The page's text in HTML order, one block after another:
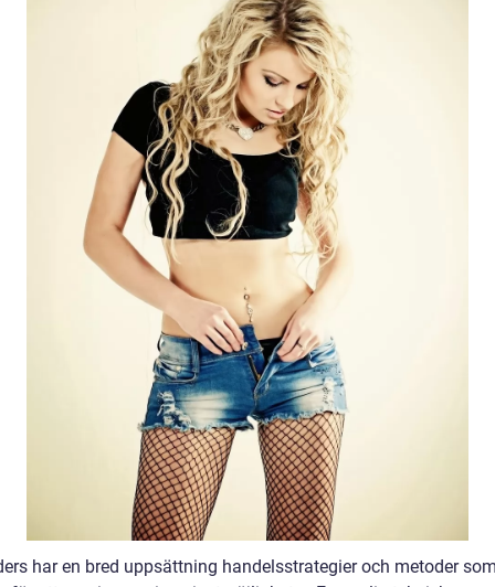
har en bred uppsättning handelsstrategier och metoder